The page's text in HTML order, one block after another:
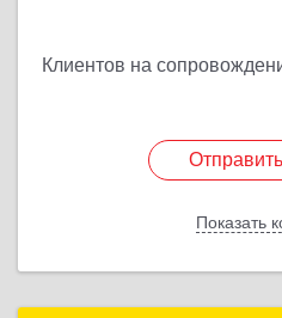
Клиентов на
Показать